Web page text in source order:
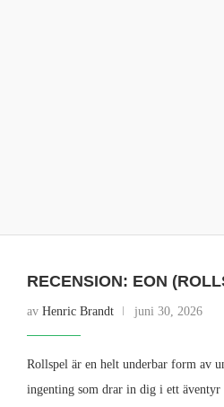
RECENSION: EON
av Henric Brandt juni 30, 2026
Rollspel är en helt underbar form av
ingenting som drar in dig i ett äventyr